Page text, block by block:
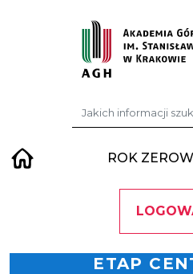
Szukaj:
ROK
ETAP